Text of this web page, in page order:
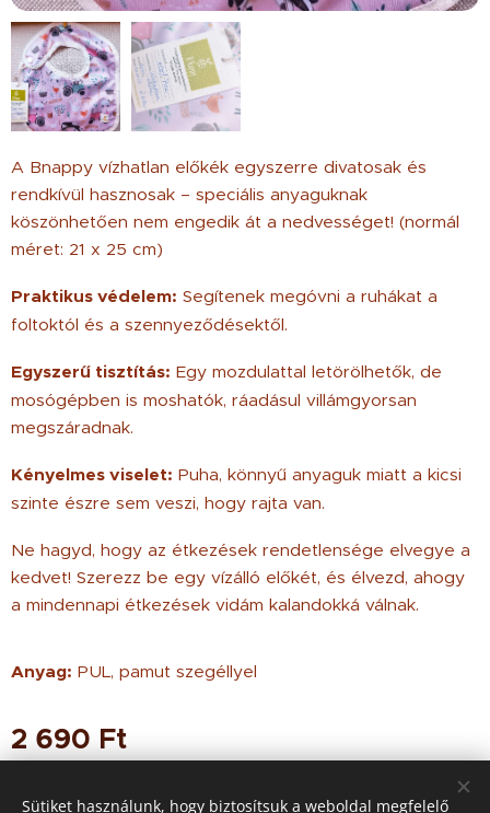
A Bnappy vízhatlan előkék egyszerre divatosak és
rendkívül hasznosak – speciális anyaguknak
köszönhetően nem engedik át a nedvességet! (normál
méret: 21 x 25 cm)
Praktikus védelem: Segítenek megóvni a ruhákat a
foltoktól és a szennyeződésektől.
Egyszerű tisztítás: Egy mozdulattal letörölhetők, de
mosógépben is moshatók, ráadásul villámgyorsan
megszáradnak.
Kényelmes viselet: Puha, könnyű anyaguk miatt a kicsi
szinte észre sem veszi, hogy rajta van.
Ne hagyd, hogy az étkezések rendetlensége elvegye a
kedvet! Szerezz be egy vízálló előkét, és élvezd, ahogy
a mindennapi étkezések vidám kalandokká válnak.
Anyag: PUL, pamut szegéllyel
2 690 Ft
Sütiket használunk, hogy biztosítsuk a weboldal megfelelő